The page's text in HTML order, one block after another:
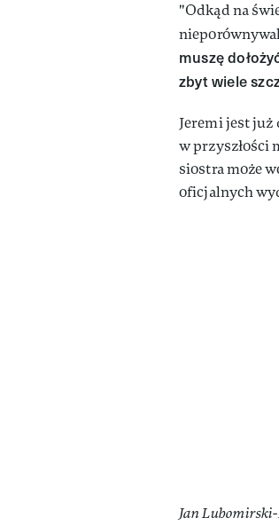
"Odkąd na
muszę
zbyt wiele
Jeremi jest już
w przyszłości
siostra może
oficjalnych
Jan